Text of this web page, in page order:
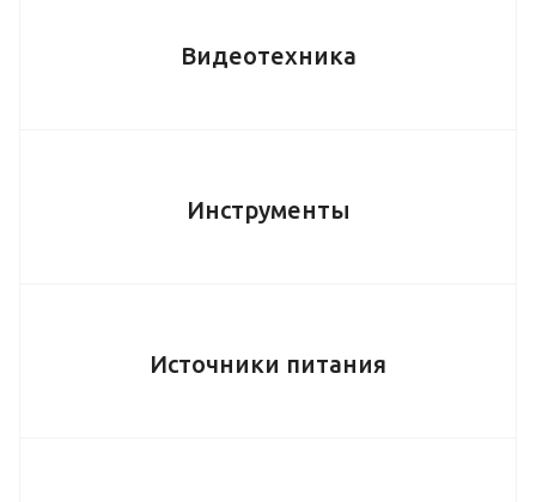
Видеотехника
Инструменты
Источники питания